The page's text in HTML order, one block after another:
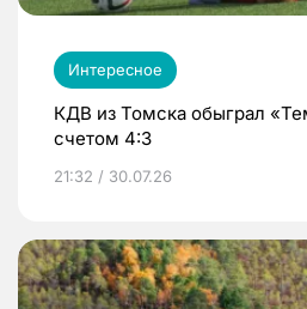
Интересное
КДВ из Томска обыграл
счетом 4:3
21:32 / 30.07.26